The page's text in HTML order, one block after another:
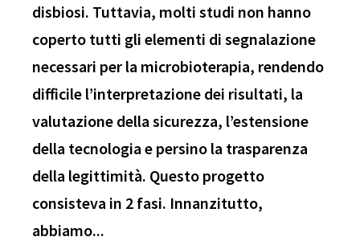
disbiosi. Tuttavia, molti studi non hanno
coperto tutti gli elementi di segnalazione
necessari per la microbioterapia, rendendo
difficile l’interpretazione dei risultati, la
valutazione della sicurezza, l’estensione
della tecnologia e persino la trasparenza
della legittimità. Questo progetto
consisteva in 2 fasi. Innanzitutto,
abbiamo...